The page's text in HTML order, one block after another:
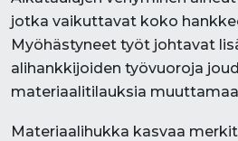
jotka vaikuttavat koko
Myöhästyneet työt johtavat
alihankkijoiden työvuoroja
materiaalitilauksia
Materiaalihukka kasvaa